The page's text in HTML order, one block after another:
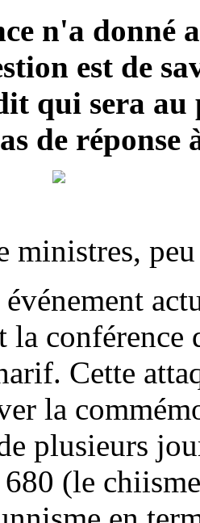
n'a donné
est de
qui sera
de
ministres,
la
Cette
la
plusieurs
680 (le